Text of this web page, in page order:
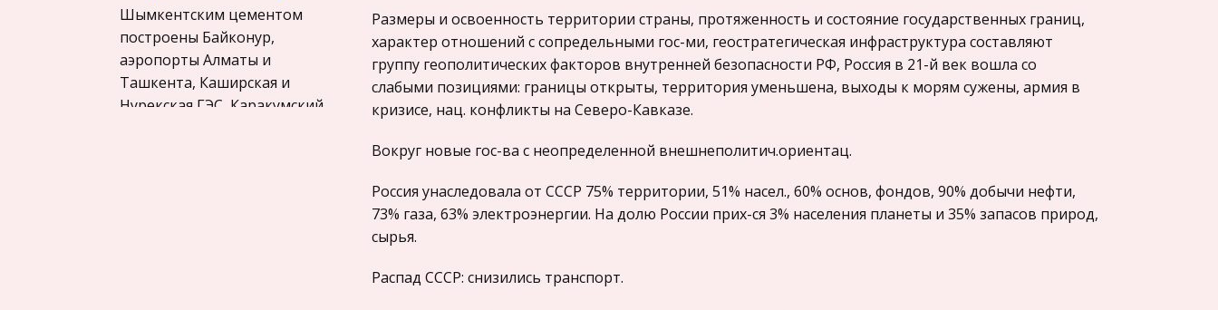
Бухгалтерский учет
История
Уголовное право
Экскурсии и туризм
Шымкентским цементом
построены Байконур,
аэропорты Алматы и
Ташкента, Каширская и
Нурекская ГЭС, Каракумский
Размеры и освоенность территории страны, протяженность и состояние государственных границ,
характер отношений с сопредельными гос-ми, геостратегическая инфраструктура составляют
группу геополитических факторов внутренней безопасности РФ, Россия в 21-й век вошла со
слабыми позициями: границы открыты, территория уменьшена, выходы к морям сужены, армия в
кризисе, нац. конфликты на Северо-Кавказе.
Вокруг новые гос-ва с неопределенной внешнеполитич.ориентац.
Россия унаследовала от СССР 75% территории, 51% насел., 60% основ, фондов, 90% добычи нефти,
73% газа, 63% электроэнергии. На долю России прих-ся 3% населения планеты и 35% запасов природ,
сырья.
Распад СССР: снизились транспорт.